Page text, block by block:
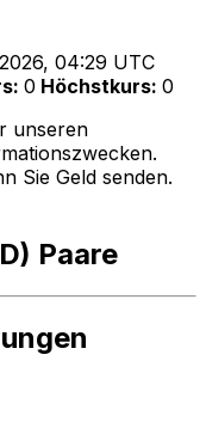
04:29 UTC
: 0 Höchstkurs: 0
unseren
Sie Geld senden.
Paare